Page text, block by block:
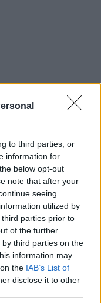
to third parties, or
information for
below opt-out
note that after your
seeing
utilized by
parties prior to
of the further
third parties on the
information may
the IAB’s List of
disclose it to other
αυτό που
αποτελεί
την πρωτογενή
που όμως δεν
συσκευές
κουμπί.
σχέσης
προσωπικού,
και